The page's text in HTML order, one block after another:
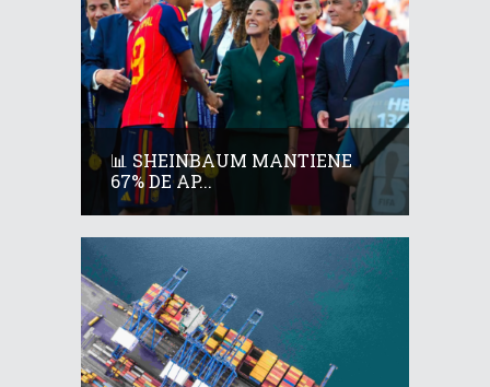
📊 SHEINBAUM MANTIENE
67% DE AP...